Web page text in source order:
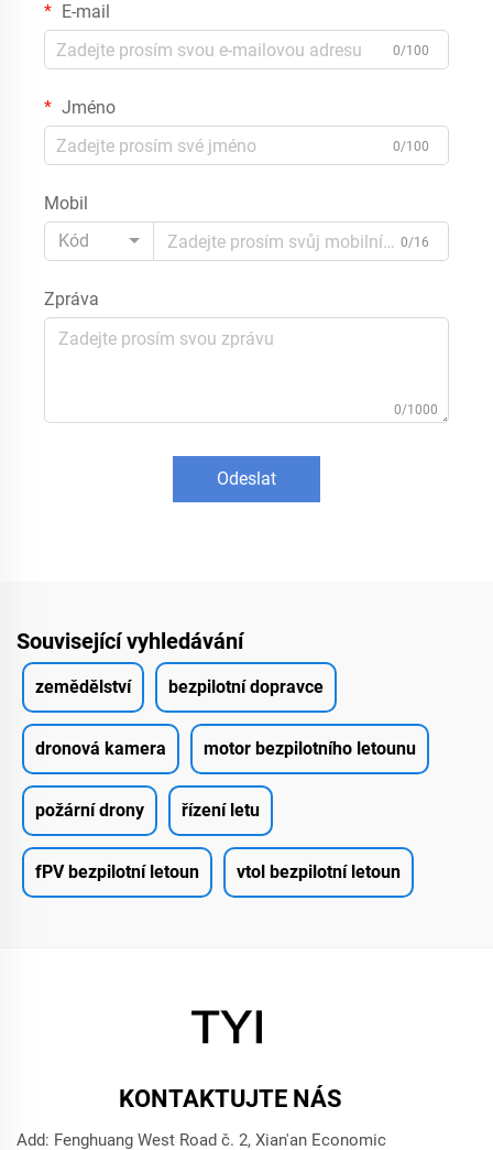
E-mail
0/100
Jméno
0/100
Mobil
Kód
0/16
Zpráva
0/1000
Odeslat
Související vyhledávání
zemědělství bezpilotní dopravce
dronová kamera motor bezpilotního letounu
požární drony řízení letu
fPV bezpilotní letoun vtol bezpilotní letoun
KONTAKTUJTE NÁS
Add: Fenghuang West Road č. 2, Xian'an Economic